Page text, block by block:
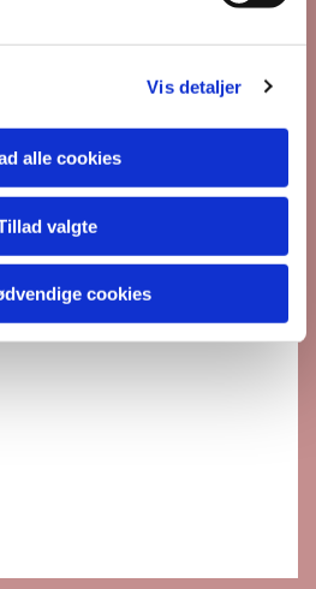
Vis detaljer
alle cookies
valgte
cookies